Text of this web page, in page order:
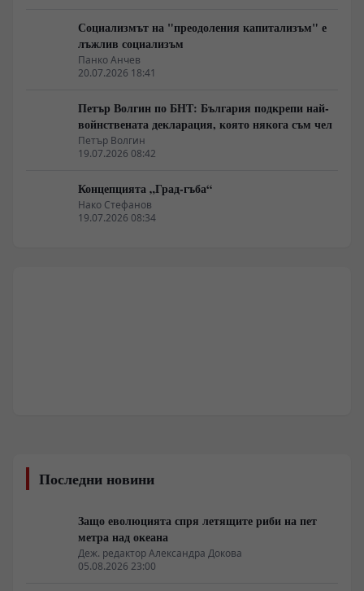
Социализмът на "преодоления капитализъм" е
лъжлив социализъм
Панко Анчев
20.07.2026 18:41
Петър Волгин по БНТ: България подкрепи най-
войнствената декларация, която някога съм чел
Петър Волгин
19.07.2026 08:42
Концепцията „Град-гъба“
Нако Стефанов
19.07.2026 08:34
Последни новини
Защо еволюцията спря летящите риби на пет
метра над океана
Деж. редактор Александра Докова
05.08.2026 23:00